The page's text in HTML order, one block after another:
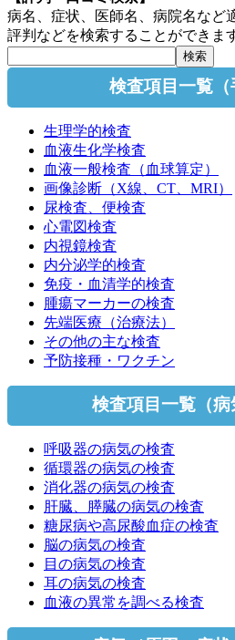
病名、症状、医師名、病院名など
評判などを検索することができま
検査項目一覧（
生理学的検査
血液生化学検査
血液一般検査（血球算定）
画像診断（X線、CT、MRI）
尿検査、便検査
心電図検査
内視鏡検査
内分泌学的検査
免疫・血清学的検査
腫瘍マーカーの検査
先端医療（治療法）
その他の主な検査
予防接種・ワクチン
検査項目一覧（病
呼吸器の病気の検査
循環器の病気の検査
消化器の病気の検査
肝臓、膵臓の病気の検査
糖尿病や高尿酸血症の検査
脳の病気の検査
目の病気の検査
耳の病気の検査
血液の異常を調べる検査